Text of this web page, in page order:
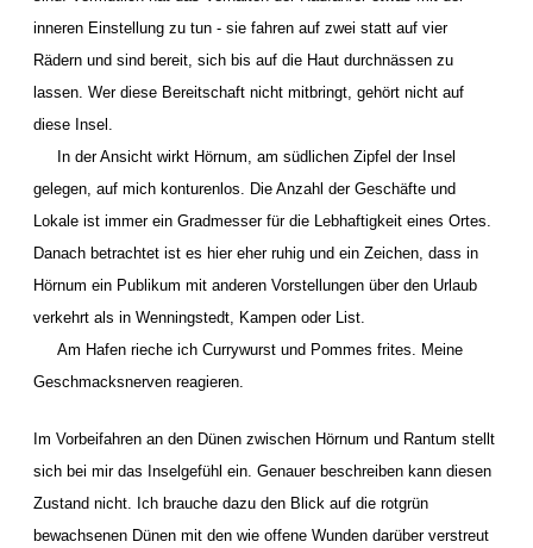
inneren Einstellung zu tun - sie fahren auf zwei statt auf vier
Rädern und sind bereit, sich bis auf die Haut durchnässen zu
lassen. Wer diese Bereitschaft nicht mitbringt, gehört nicht auf
diese Insel.
In der Ansicht wirkt Hörnum, am südlichen Zipfel der Insel
gelegen, auf mich konturenlos. Die Anzahl der Geschäfte und
Lokale ist immer ein Gradmesser für die Lebhaftigkeit eines Ortes.
Danach betrachtet ist es hier eher ruhig und ein Zeichen, dass in
Hörnum ein Publikum mit anderen Vorstellungen über den Urlaub
verkehrt als in Wenningstedt, Kampen oder List.
Am Hafen rieche ich Currywurst und Pommes frites. Meine
Geschmacksnerven reagieren.
Im Vorbeifahren an den Dünen zwischen Hörnum und Rantum stellt
sich bei mir das Inselgefühl ein. Genauer beschreiben kann diesen
Zustand nicht. Ich brauche dazu den Blick auf die rotgrün
bewachsenen Dünen mit den wie offene Wunden darüber verstreut